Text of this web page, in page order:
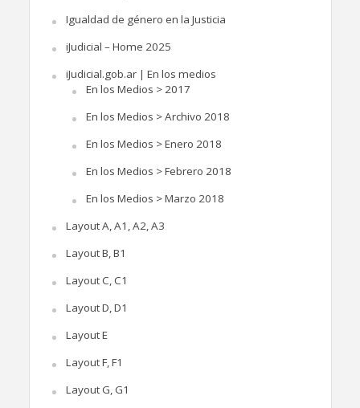
Igualdad de género en la Justicia
iJudicial – Home 2025
iJudicial.gob.ar | En los medios
En los Medios > 2017
En los Medios > Archivo 2018
En los Medios > Enero 2018
En los Medios > Febrero 2018
En los Medios > Marzo 2018
Layout A, A1, A2, A3
Layout B, B1
Layout C, C1
Layout D, D1
Layout E
Layout F, F1
Layout G, G1